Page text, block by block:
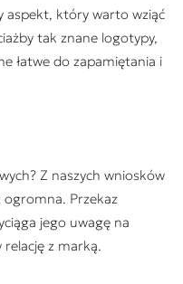
aspekt, który warto wziąć
tak znane logotypy,
łatwe do zapamiętania i
Z naszych wniosków
ogromna. Przekaz
jego uwagę na
z marką.